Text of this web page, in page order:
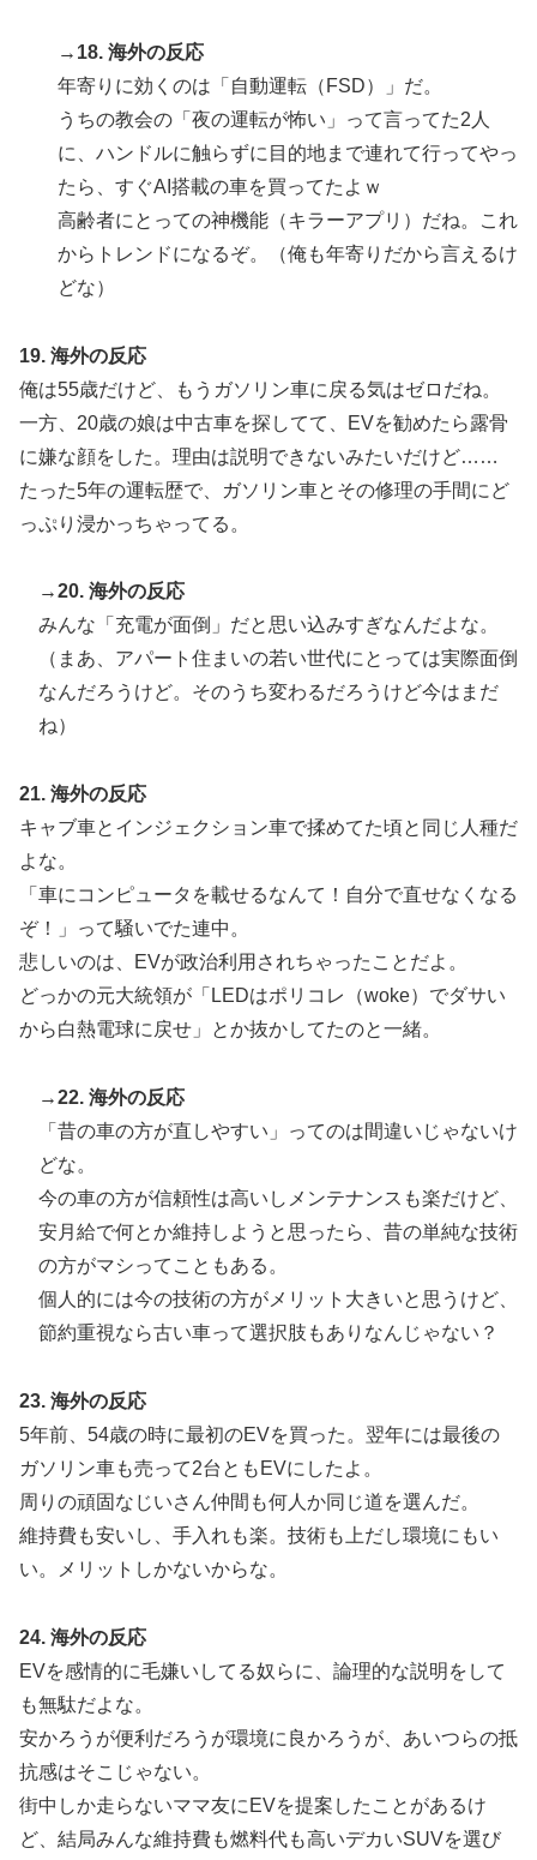
→18. 海外の反応
年寄りに効くのは「自動運転（FSD）」だ。
うちの教会の「夜の運転が怖い」って言ってた2人
に、ハンドルに触らずに目的地まで連れて行ってやっ
たら、すぐAI搭載の車を買ってたよｗ
高齢者にとっての神機能（キラーアプリ）だね。これ
からトレンドになるぞ。（俺も年寄りだから言えるけ
どな）
19. 海外の反応
俺は55歳だけど、もうガソリン車に戻る気はゼロだね。
一方、20歳の娘は中古車を探してて、EVを勧めたら露骨
に嫌な顔をした。理由は説明できないみたいだけど……
たった5年の運転歴で、ガソリン車とその修理の手間にど
っぷり浸かっちゃってる。
→20. 海外の反応
みんな「充電が面倒」だと思い込みすぎなんだよな。
（まあ、アパート住まいの若い世代にとっては実際面倒
なんだろうけど。そのうち変わるだろうけど今はまだ
ね）
21. 海外の反応
キャブ車とインジェクション車で揉めてた頃と同じ人種だ
よな。
「車にコンピュータを載せるなんて！自分で直せなくなる
ぞ！」って騒いでた連中。
悲しいのは、EVが政治利用されちゃったことだよ。
どっかの元大統領が「LEDはポリコレ（woke）でダサい
から白熱電球に戻せ」とか抜かしてたのと一緒。
→22. 海外の反応
「昔の車の方が直しやすい」ってのは間違いじゃないけ
どな。
今の車の方が信頼性は高いしメンテナンスも楽だけど、
安月給で何とか維持しようと思ったら、昔の単純な技術
の方がマシってこともある。
個人的には今の技術の方がメリット大きいと思うけど、
節約重視なら古い車って選択肢もありなんじゃない？
23. 海外の反応
5年前、54歳の時に最初のEVを買った。翌年には最後の
ガソリン車も売って2台ともEVにしたよ。
周りの頑固なじいさん仲間も何人か同じ道を選んだ。
維持費も安いし、手入れも楽。技術も上だし環境にもい
い。メリットしかないからな。
24. 海外の反応
EVを感情的に毛嫌いしてる奴らに、論理的な説明をして
も無駄だよな。
安かろうが便利だろうが環境に良かろうが、あいつらの抵
抗感はそこじゃない。
街中しか走らないママ友にEVを提案したことがあるけ
ど、結局みんな維持費も燃料代も高いデカいSUVを選び